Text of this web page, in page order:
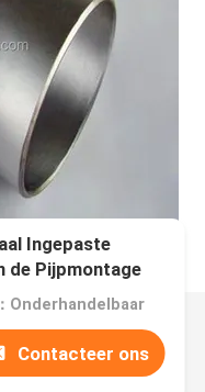
Ingepaste
de Pijpmontage
Onderhandelbaar
Contacteer ons